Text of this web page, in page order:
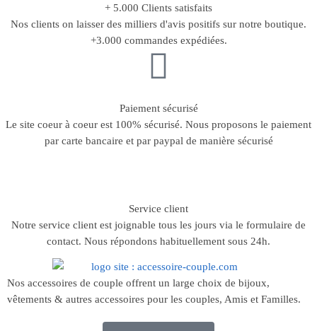
+ 5.000 Clients satisfaits
Nos clients on laisser des milliers d'avis positifs sur notre boutique.
+3.000 commandes expédiées.
Paiement sécurisé
Le site coeur à coeur est 100% sécurisé. Nous proposons le paiement
par carte bancaire et par paypal de manière sécurisé
Service client
Notre service client est joignable tous les jours via le formulaire de
contact. Nous répondons habituellement sous 24h.
Nos accessoires de couple offrent un large choix de bijoux,
vêtements & autres accessoires pour les couples, Amis et Familles.